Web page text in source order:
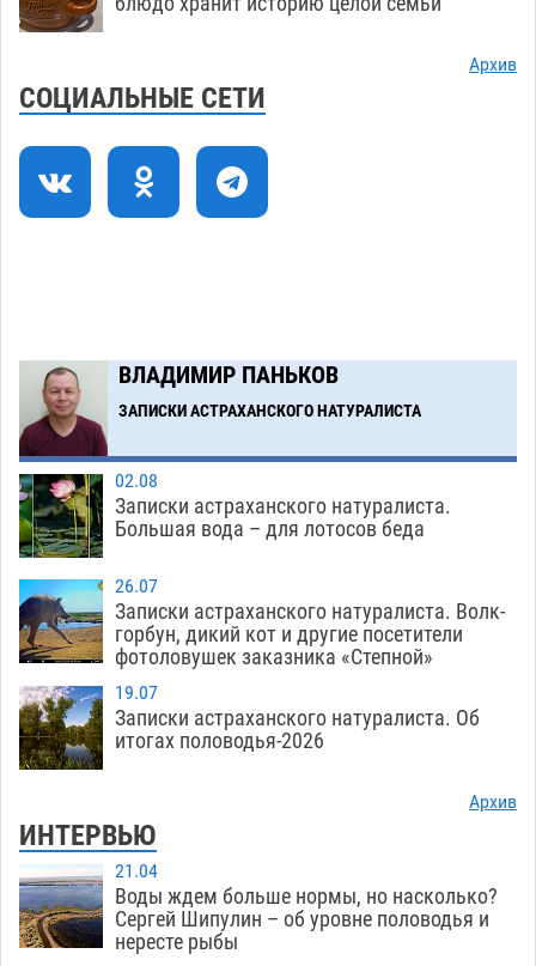
теории игр
В пятницу без электричества окажутся
Астрахань, Ахтубинск и 6 поселений
17:40
В астраханском поселке ведутся работы по
двум федеральным проектам
Загрузить еще
Архив
СОЦИАЛЬНЫЕ СЕТИ
ВЛАДИМИР ПАНЬКОВ
ЗАПИСКИ АСТРАХАНСКОГО НАТУРАЛИСТА
02.08
Записки астраханского натуралиста.
Большая вода – для лотосов беда
26.07
Записки астраханского натуралиста. Волк-
горбун, дикий кот и другие посетители
фотоловушек заказника «Степной»
19.07
Записки астраханского натуралиста. Об
итогах половодья-2026
Архив
ИНТЕРВЬЮ
21.04
Воды ждем больше нормы, но насколько?
Сергей Шипулин – об уровне половодья и
нересте рыбы